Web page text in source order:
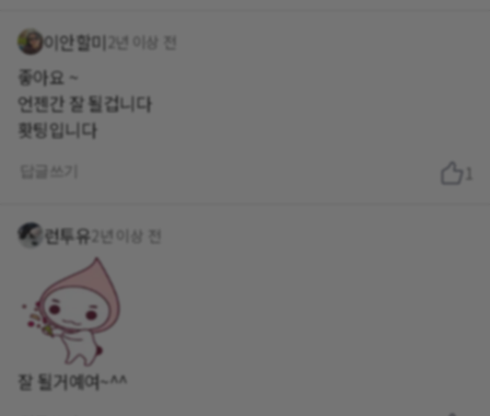
이안할미2년 이상 전
좋아요 ~
언젠간 잘 될겁니다
홧팅입니다
1
런투유2년 이상 전
잘 될거예여~^^